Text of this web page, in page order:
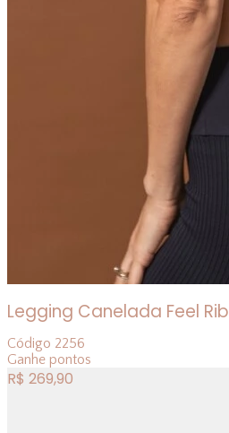
Legging Canelada Feel Rib
Código 2256
Ganhe pontos
R$ 269,90